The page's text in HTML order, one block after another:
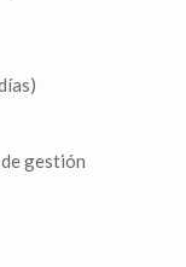
gestión